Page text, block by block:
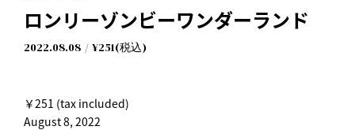
ロンリーゾンビーワンダーランド
2022.08.08 ¥251(税込)
￥251 (tax included)
August 8, 2022